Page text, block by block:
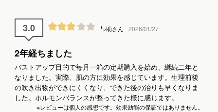
3.0 ㌧助さん 2026/01/27
2年経ちました
バストアップ目的で毎月一箱の定期購入を始め、継続二年と
なりました。実際、肌の方に効果を感じています。生理前後
の吹き出物ができにくくなり、できた後の治りも早くなりま
した。ホルモンバランスが整ってきた様に感じます。
※レビューは個人の感想です。効果効能の保証ではありません。